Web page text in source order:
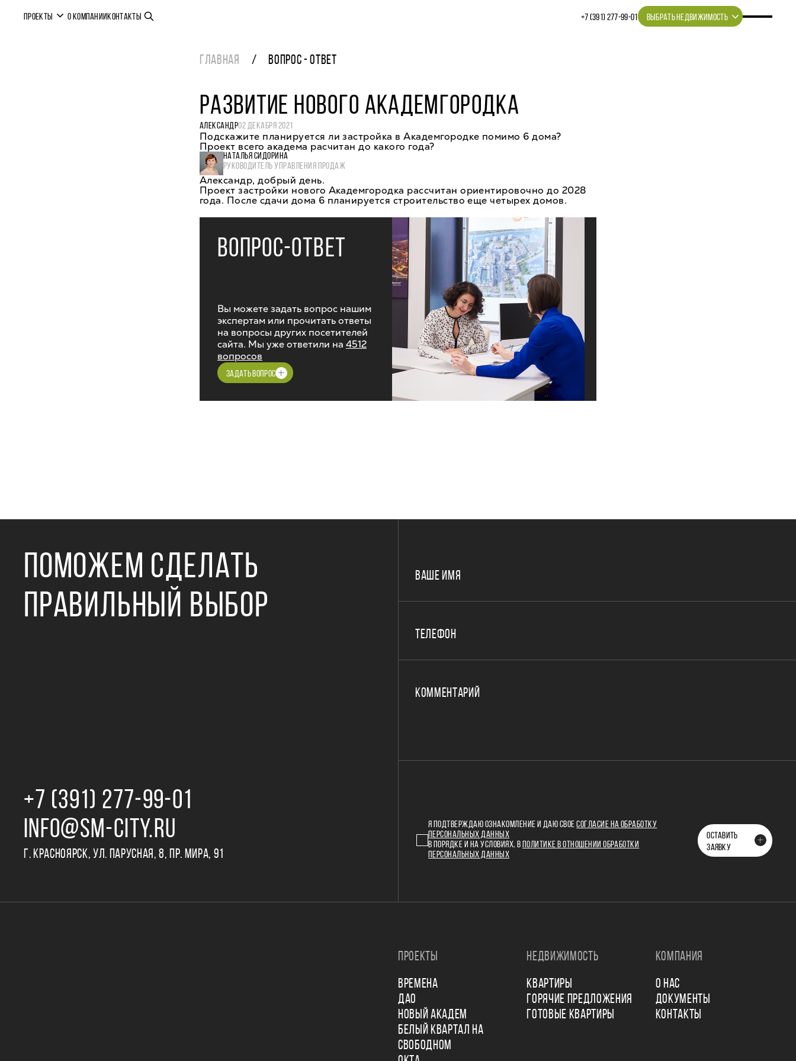
ПРОЕКТЫ О КОМПАНИИКОНТАКТЫ +7 (391) 277‒99‒01 ВЫБРАТЬ НЕДВИЖИМОСТЬ
ГЛАВНАЯ ВОПРОС - ОТВЕТ
РАЗВИТИЕ НОВОГО АКАДЕМГОРОДКА
АЛЕКСАНДР02 ДЕКАБРЯ 2021
Подскажите планируется ли застройка в Академгородке помимо 6 дома?
Проект всего академа расчитан до какого года?
НАТАЛЬЯ СИДОРИНА
РУКОВОДИТЕЛЬ УПРАВЛЕНИЯ ПРОДАЖ
Александр, добрый день.
Проект застройки нового Академгородка рассчитан ориентировочно до 2028
года. После сдачи дома 6 планируется строительство еще четырех домов.
ВОПРОС-ОТВЕТ
Вы можете задать вопрос нашим
экспертам или прочитать ответы
на вопросы других посетителей
сайта. Мы уже ответили на 4512
вопросов
ЗАДАТЬ ВОПРОС
ПОМОЖЕМ СДЕЛАТЬ
ПРАВИЛЬНЫЙ ВЫБОР
+7 (391) 277‒99‒01
INFO@SM-CITY.RU
Г. КРАСНОЯРСК, УЛ. ПАРУСНАЯ, 8, ПР. МИРА, 91
ВАШЕ ИМЯ
ТЕЛЕФОН
КОММЕНТАРИЙ
Я ПОДТВЕРЖДАЮ ОЗНАКОМЛЕНИЕ И ДАЮ СВОЕСОГЛАСИЕ НА ОБРАБОТКУ
ПЕРСОНАЛЬНЫХ ДАННЫХ
В ПОРЯДКЕ И НА УСЛОВИЯХ, В
ПОЛИТИКЕ В ОТНОШЕНИИ ОБРАБОТКИ
ПЕРСОНАЛЬНЫХ ДАННЫХ
ОСТАВИТЬ
ЗАЯВКУ
ПРОЕКТЫ
ВРЕМЕНА
ДАО
НОВЫЙ АКАДЕМ
БЕЛЫЙ КВАРТАЛ НА
СВОБОДНОМ
НЕДВИЖИМОСТЬ
КВАРТИРЫ
ГОРЯЧИЕ ПРЕДЛОЖЕНИЯ
ГОТОВЫЕ КВАРТИРЫ
КОМПАНИЯ
О НАС
ДОКУМЕНТЫ
КОНТАКТЫ